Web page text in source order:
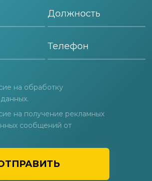
на обработку
.
на получение рекламных
сообщений от